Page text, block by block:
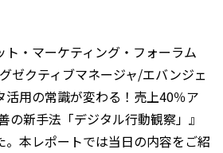
ト・マーケティング・フォーラム
ゼクティブマネージャ/エバンジェ
活用の常識が変わる！売上40％ア
の新手法「デジタル行動観察」』
。本レポートでは当日の内容をご紹